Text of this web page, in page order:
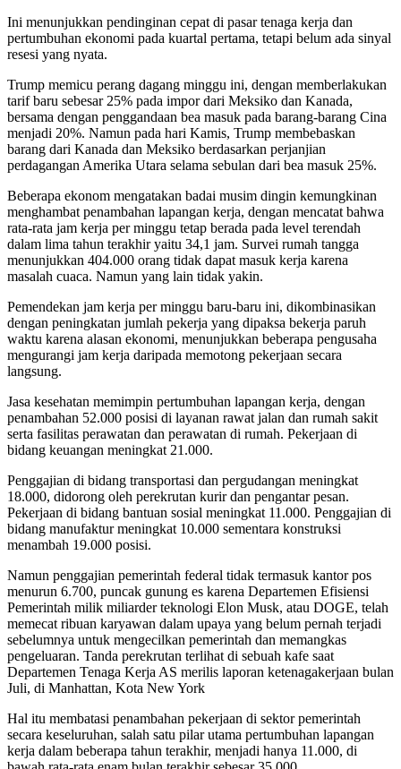
Ini menunjukkan pendinginan cepat di pasar tenaga kerja dan
pertumbuhan ekonomi pada kuartal pertama, tetapi belum ada sinyal
resesi yang nyata.
Trump memicu perang dagang minggu ini, dengan memberlakukan
tarif baru sebesar 25% pada impor dari Meksiko dan Kanada,
bersama dengan penggandaan bea masuk pada barang-barang Cina
menjadi 20%. Namun pada hari Kamis, Trump membebaskan
barang dari Kanada dan Meksiko berdasarkan perjanjian
perdagangan Amerika Utara selama sebulan dari bea masuk 25%.
Beberapa ekonom mengatakan badai musim dingin kemungkinan
menghambat penambahan lapangan kerja, dengan mencatat bahwa
rata-rata jam kerja per minggu tetap berada pada level terendah
dalam lima tahun terakhir yaitu 34,1 jam. Survei rumah tangga
menunjukkan 404.000 orang tidak dapat masuk kerja karena
masalah cuaca. Namun yang lain tidak yakin.
Pemendekan jam kerja per minggu baru-baru ini, dikombinasikan
dengan peningkatan jumlah pekerja yang dipaksa bekerja paruh
waktu karena alasan ekonomi, menunjukkan beberapa pengusaha
mengurangi jam kerja daripada memotong pekerjaan secara
langsung.
Jasa kesehatan memimpin pertumbuhan lapangan kerja, dengan
penambahan 52.000 posisi di layanan rawat jalan dan rumah sakit
serta fasilitas perawatan dan perawatan di rumah. Pekerjaan di
bidang keuangan meningkat 21.000.
Penggajian di bidang transportasi dan pergudangan meningkat
18.000, didorong oleh perekrutan kurir dan pengantar pesan.
Pekerjaan di bidang bantuan sosial meningkat 11.000. Penggajian di
bidang manufaktur meningkat 10.000 sementara konstruksi
menambah 19.000 posisi.
Namun penggajian pemerintah federal tidak termasuk kantor pos
menurun 6.700, puncak gunung es karena Departemen Efisiensi
Pemerintah milik miliarder teknologi Elon Musk, atau DOGE, telah
memecat ribuan karyawan dalam upaya yang belum pernah terjadi
sebelumnya untuk mengecilkan pemerintah dan memangkas
pengeluaran. Tanda perekrutan terlihat di sebuah kafe saat
Departemen Tenaga Kerja AS merilis laporan ketenagakerjaan bulan
Juli, di Manhattan, Kota New York
Hal itu membatasi penambahan pekerjaan di sektor pemerintah
secara keseluruhan, salah satu pilar utama pertumbuhan lapangan
kerja dalam beberapa tahun terakhir, menjadi hanya 11.000, di